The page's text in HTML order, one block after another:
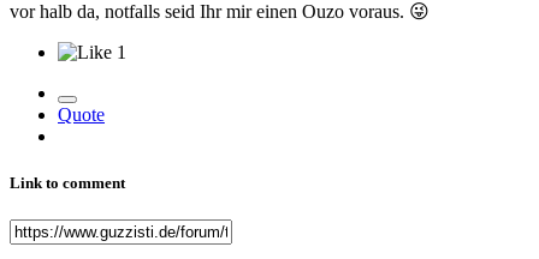
vor halb da, notfalls seid Ihr mir einen Ouzo voraus. 😜
1
Quote
Link to comment